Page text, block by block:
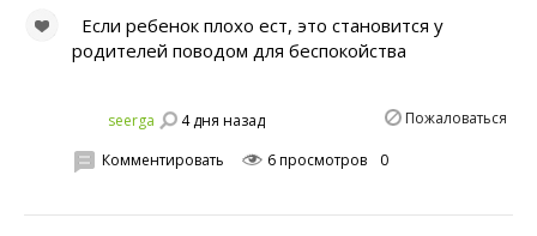
Если ребенок плохо ест, это становится у
родителей поводом для беспокойства
seerga 4 дня назад Пожаловаться
Комментировать 6 просмотров 0